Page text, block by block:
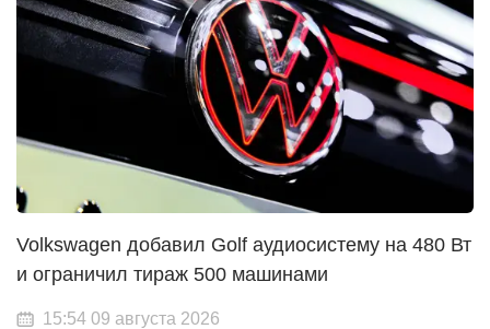
Volkswagen добавил Golf аудиосистему на 480 Вт
и ограничил тираж 500 машинами
15:54 09 августа 2026